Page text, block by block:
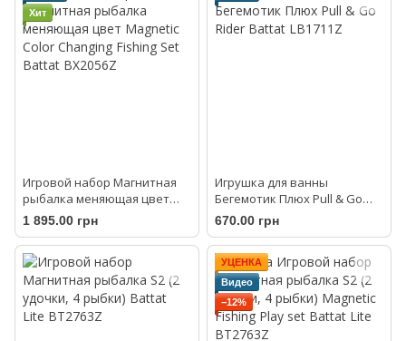
Хит
Игровой набор Магнитная
рыбалка меняющая цвет
Magnetic Color Changing
Fishing Set Battat BX2056Z
1 895.00 грн
Игрушка для ванны
Бегемотик Плюх Pull & Go
Rider Battat LB1711Z
670.00 грн
УЦЕНКА
Видео
−12%